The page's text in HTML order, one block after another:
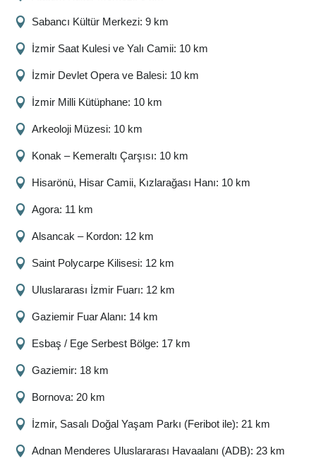
Sabancı Kültür Merkezi: 9 km
İzmir Saat Kulesi ve Yalı Camii: 10 km
İzmir Devlet Opera ve Balesi: 10 km
İzmir Milli Kütüphane: 10 km
Arkeoloji Müzesi: 10 km
Konak – Kemeraltı Çarşısı: 10 km
Hisarönü, Hisar Camii, Kızlarağası Hanı: 10 km
Agora: 11 km
Alsancak – Kordon: 12 km
Saint Polycarpe Kilisesi: 12 km
Uluslararası İzmir Fuarı: 12 km
Gaziemir Fuar Alanı: 14 km
Esbaş / Ege Serbest Bölge: 17 km
Gaziemir: 18 km
Bornova: 20 km
İzmir, Sasalı Doğal Yaşam Parkı (Feribot ile): 21 km
Adnan Menderes Uluslararası Havaalanı (ADB): 23 km